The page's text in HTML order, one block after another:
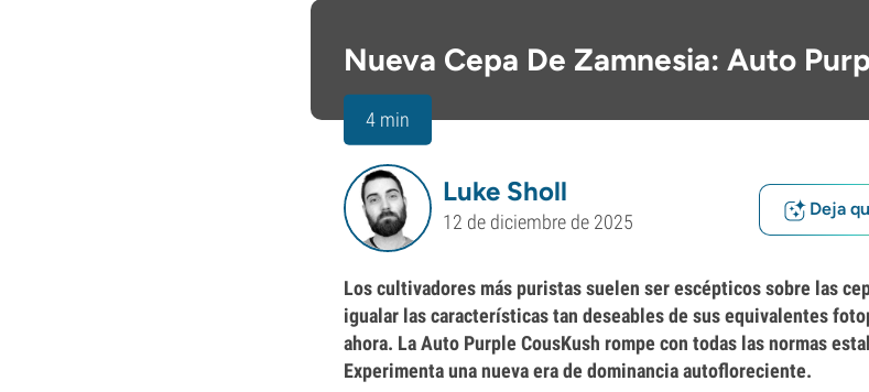
Nueva Cepa De Zamnesia: Auto
4 min
Luke Sholl
12 de diciembre de 2025
Deja
Los cultivadores más puristas suelen ser escépticos sobre las
igualar las características tan deseables de sus equivalentes
ahora. La Auto Purple CousKush rompe con todas las normas
Experimenta una nueva era de dominancia autofloreciente.